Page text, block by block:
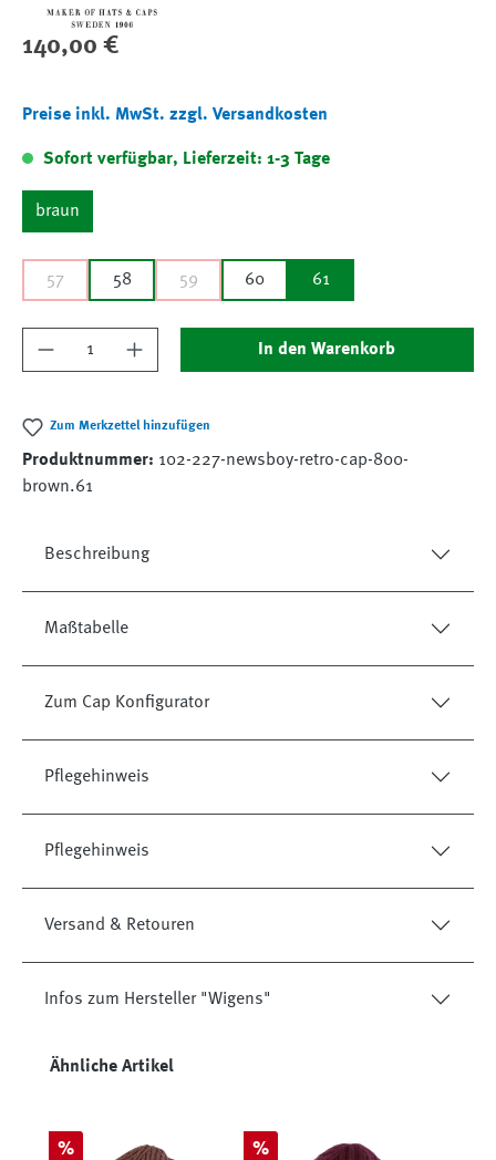
Regulärer Preis:
140,00 €
Preise inkl. MwSt. zzgl. Versandkosten
Sofort verfügbar, Lieferzeit: 1-3 Tage
braun
57 58 59 60 61
Produkt Anzahl: Gib den gewünschten Wert
In den Warenkorb
Zum Merkzettel hinzufügen
Produktnummer: 102-227-newsboy-retro-cap-800-
brown.61
Beschreibung
Maßtabelle
Zum Cap Konfigurator
Pflegehinweis
Pflegehinweis
Versand & Retouren
Infos zum Hersteller "Wigens"
Produktgalerie überspringen
Ähnliche Artikel
Rabatt
% Rabatt
%